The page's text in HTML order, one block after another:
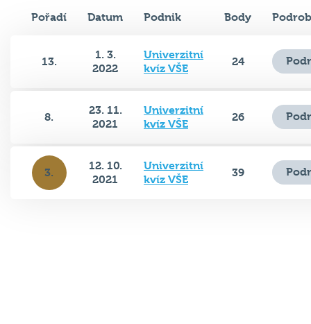
Pořadí Datum Podnik Body
13.
1. 3.
2022
Univerzitní
kvíz VŠE
24
8.
23. 11.
2021
Univerzitní
kvíz VŠE
26
3.
12. 10.
2021
Univerzitní
kvíz VŠE
39